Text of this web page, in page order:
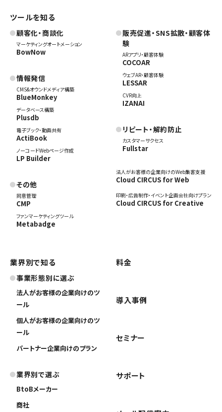
ツールを知る
顧客化・商談化
マーケティングオートメーション
BowNow
情報発信
CMS&オウンドメディア構築
BlueMonkey
データベース構築
Plusdb
電子ブック・動画共有
ActiBook
ノーコードWebページ作成
LP Builder
その他
同意管理
CMP
ファンマーケティングツール
Metabadge
販売促進・SNS拡散・顧客体
験
ARアプリ・顧客体験
COCOAR
ウェブAR・顧客体験
LESSAR
CVR向上
IZANAI
リピート・解約防止
カスタマーサクセス
Fullstar
法人がお客様の企業向けのWeb集客支援
Cloud CIRCUS for Web
印刷・広告制作・イベント企画会社向けプラン
Cloud CIRCUS for Creative
業界別で知る
事業形態別に選ぶ
法人がお客様の企業向けのツ
ール
個人がお客様の企業向けのツ
ール
パートナー企業向けのプラン
業界別で選ぶ
BtoBメーカー
商社
料金
導入事例
セミナー
サポート